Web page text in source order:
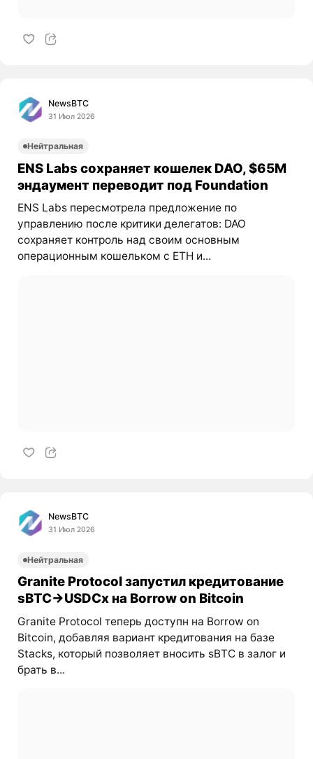
NewsBTC
31 Июл 2026
Нейтральная
ENS Labs сохраняет кошелек DAO, $65M
эндаумент переводит под Foundation
ENS Labs пересмотрела предложение по
управлению после критики делегатов: DAO
сохраняет контроль над своим основным
операционным кошельком с ETH и...
NewsBTC
31 Июл 2026
Нейтральная
Granite Protocol запустил кредитование
sBTC→USDCx на Borrow on Bitcoin
Granite Protocol теперь доступн на Borrow on
Bitcoin, добавляя вариант кредитования на базе
Stacks, который позволяет вносить sBTC в залог и
брать в...